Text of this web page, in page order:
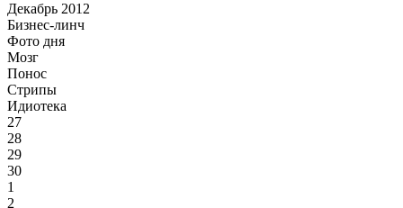
Декабрь 2012
Бизнес-линч
Фото дня
Мозг
Понос
Стрипы
Идиотека
27
28
29
30
1
2